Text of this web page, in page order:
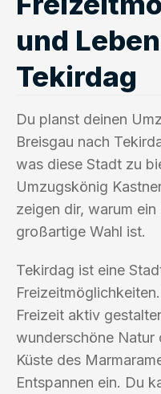
und
Tekirdag
Du planst deinen
Breisgau nach
was diese Stadt zu
Umzugskönig
zeigen dir, warum
großartige Wahl ist.
Tekirdag ist eine
Freizeit aktiv
wunderschöne Natur
Küste des
Entspannen ein. Du